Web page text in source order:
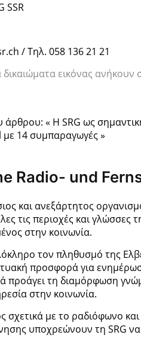
SSR
/ Τηλ. 058 136 21 21
εικόνας ανήκουν
« Η SRG ως
14 συμπαραγωγές »
Radio- und
και ανεξάρτητος
τις περιοχές και γλώσσες
στην κοινωνία.
τον πληθυσμό της
προσφορά για
τη διαμόρφωση
στην κοινωνία.
με το ραδιόφωνο
υποχρεώνουν τη SRG να